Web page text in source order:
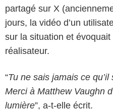
partagé sur X
jours, la vidéo d’un
sur la situation et
réalisateur.
“Tu ne sais jamais ce
Merci à Matthew Vaughn
lumière”, a-t-elle écrit.